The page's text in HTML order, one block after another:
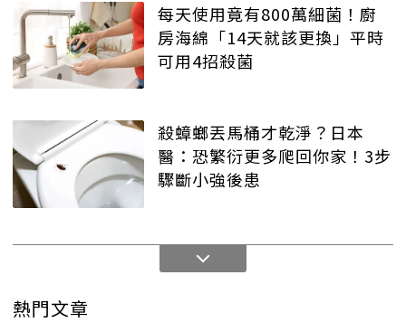
每天使用竟有800萬細菌！廚
房海綿「14天就該更換」平時
可用4招殺菌
殺蟑螂丟馬桶才乾淨？日本
醫：恐繁衍更多爬回你家！3步
驟斷小強後患
熱門文章